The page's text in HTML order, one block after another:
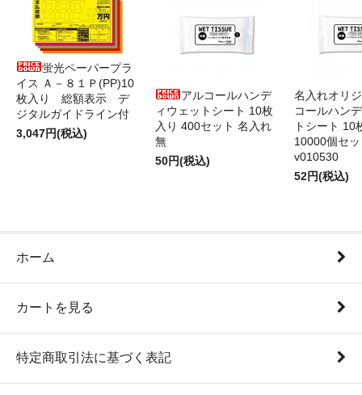
蛍光ペーパープラ
イス Ａ－８１Ｐ(PP)10
枚入り 総額表示 デ
ジタルガイドライン付
3,047円(税込)
アルコールハンデ
ィウェットシート 10枚
入り 400セット 名入れ
無
50円(税込)
名入れオリ
コールハン
トシート 10
10000個セ
v010530
52円(税込)
ホーム
カートを見る
特定商取引法に基づく表記